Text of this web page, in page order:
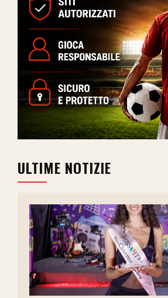
ULTIME NOTIZIE